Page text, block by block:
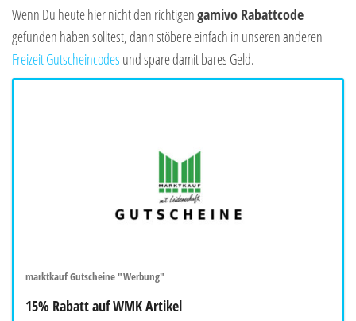
Wenn Du heute hier nicht den richtigengamivo Rabattcode
gefunden haben solltest, dann stöbere einfach in unseren anderen
Freizeit Gutscheincodes und spare damit bares Geld.
marktkauf Gutscheine "Werbung"
15% Rabatt auf WMK Artikel